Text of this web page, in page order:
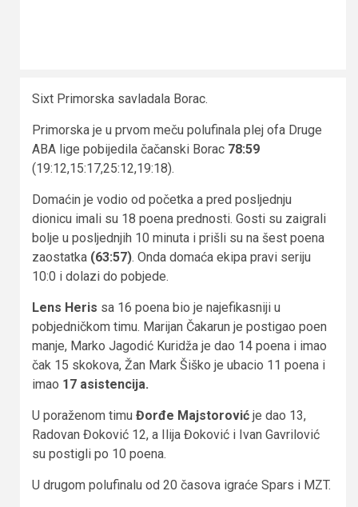
Sixt Primorska savladala Borac.
Primorska je u prvom meču polufinala plej ofa Druge
ABA lige pobijedila čačanski Borac 78:59
(19:12,15:17,25:12,19:18).
Domaćin je vodio od početka a pred posljednju
dionicu imali su 18 poena prednosti. Gosti su zaigrali
bolje u posljednjih 10 minuta i prišli su na šest poena
zaostatka (63:57). Onda domaća ekipa pravi seriju
10:0 i dolazi do pobjede.
Lens Heris sa 16 poena bio je najefikasniji u
pobjedničkom timu. Marijan Čakarun je postigao poen
manje, Marko Jagodić Kuridža je dao 14 poena i imao
čak 15 skokova, Žan Mark Šiško je ubacio 11 poena i
imao 17 asistencija.
U poraženom timu Đorđe Majstorović je dao 13,
Radovan Đoković 12, a Ilija Đoković i Ivan Gavrilović
su postigli po 10 poena.
U drugom polufinalu od 20 časova igraće Spars i MZT.